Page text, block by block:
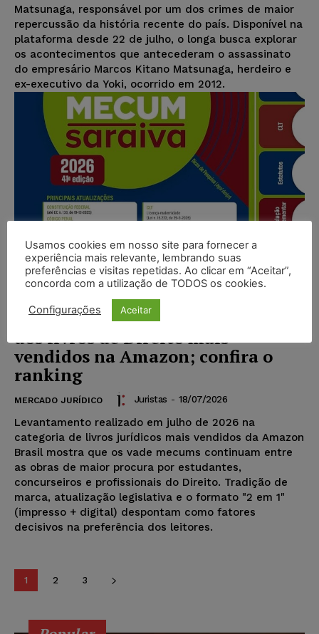
Matsunaga, responsável por um dos crimes de maior
repercussão da história recente do país. Disponível na
plataforma desde 22 de julho, o longa busca explorar
os acontecimentos que antecederam o assassinato
do empresário Marcos Kitano Matsunaga, herdeiro e
ex-executivo da Yoki, ocorrido em 2012.
Vade Mecum Saraiva lidera lista
dos livros de Direito mais
vendidos na Amazon; confira o
ranking
MERCADO JURÍDICO Juristas - 18/07/2026
Levantamento realizado em julho de 2026 na
categoria de livros jurídicos mais vendidos da Amazon
Brasil mostra que os vade mecums continuam entre
as obras de maior procura por estudantes,
concurseiros e profissionais do Direito. Tradição de
marca, atualização legislativa e o formato "2 em 1"
(impresso + digital) despontam como fatores
decisivos na preferência dos leitores.
1 2 3
Usamos cookies em nosso site para fornecer a
experiência mais relevante, lembrando suas
preferências e visitas repetidas. Ao clicar em “Aceitar”,
concorda com a utilização de TODOS os cookies.
Configurações Aceitar